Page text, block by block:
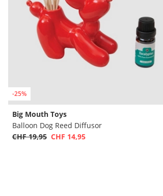
-25%
Big Mouth Toys
Balloon Dog Reed Diffusor
CHF 19,95 CHF 14,95